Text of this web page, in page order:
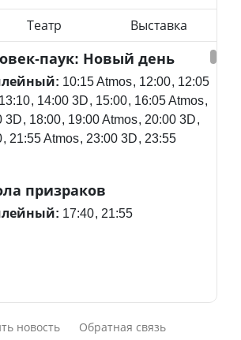
о
Станет ли
метапневмовирус
эпидемией, рассказали в
ВОЗ
потерпел крушение в
Южной Корее, погибли
120 человек
Актау: Путин принес
Театр Выставка
паук: Новый день
10:15 Atmos 12:00 12:05
13:10 14:00 3D 15:00 16:05 Atmos
3D 18:00 19:00 Atmos 20:00 3D
21:55 Atmos 23:00 3D 23:55
призраков
17:40 21:55
сквозь вселенные
новость
Обратная связь